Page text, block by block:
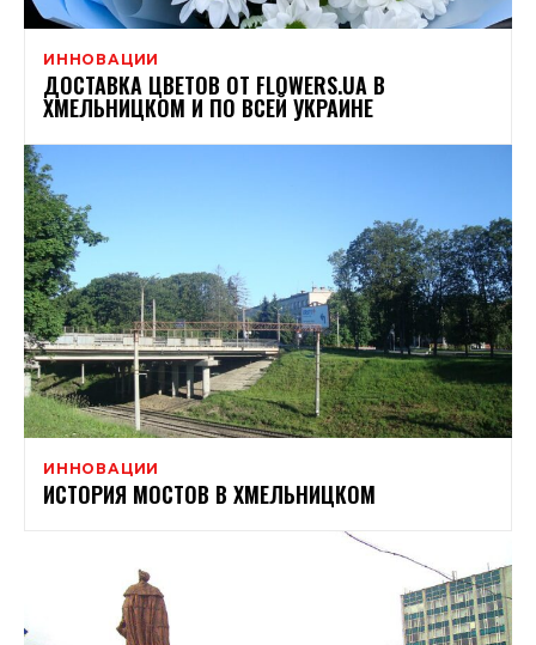
ИННОВАЦИИ
ДОСТАВКА ЦВЕТОВ ОТ FLOWERS.UA В
ХМЕЛЬНИЦКОМ И ПО ВСЕЙ УКРАИНЕ
ИННОВАЦИИ
ИСТОРИЯ МОСТОВ В ХМЕЛЬНИЦКОМ